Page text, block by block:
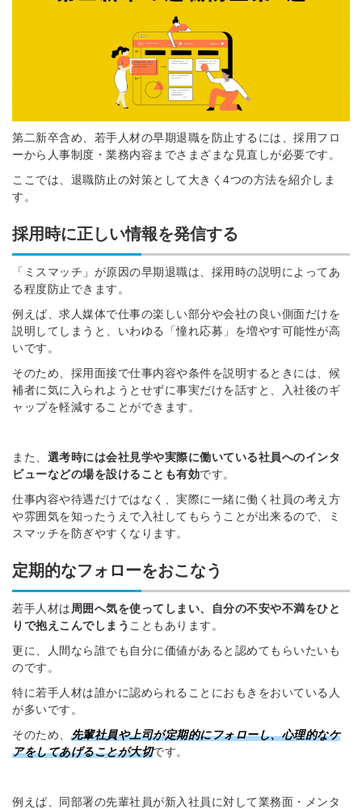
第二新卒含め、若手人材の早期退職を防止するには、採用フロ
ーから人事制度・業務内容までさまざまな見直しが必要です。
ここでは、退職防止の対策として大きく4つの方法を紹介しま
す。
採用時に正しい情報を発信する
「ミスマッチ」が原因の早期退職は、採用時の説明によってあ
る程度防止できます。
例えば、求人媒体で仕事の楽しい部分や会社の良い側面だけを
説明してしまうと、いわゆる「憧れ応募」を増やす可能性が高
いです。
そのため、採用面接で仕事内容や条件を説明するときには、候
補者に気に入られようとせずに事実だけを話すと、入社後のギ
ャップを軽減することができます。
また、 選考時には会社見学や実際に働いている社員へのインタ
ビューなどの場を設けることも有効です。
仕事内容や待遇だけではなく、実際に一緒に働く社員の考え方
や雰囲気を知ったうえで入社してもらうことが出来るので、ミ
スマッチを防ぎやすくなります。
定期的なフォローをおこなう
若手人材は周囲へ気を使ってしまい、自分の不安や不満をひと
りで抱えこんでしまう こともあります。
更に、人間なら誰でも自分に価値があると認めてもらいたいも
のです。
特に若手人材は誰かに認められることにおもきをおいている人
が多いです。
そのため、 先輩社員や上司が定期的にフォローし、心理的なケ
アをしてあげることが大切です。
例えば、同部署の先輩社員が新入社員に対して業務面・メンタ
でログイン
許可なく投稿すること
※ログインIDとなります
利用規約と個人情報の取り扱い
登録する
はありません